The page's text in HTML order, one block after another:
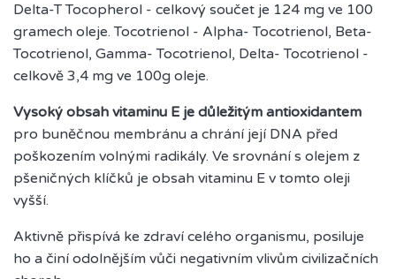
Delta-T Tocopherol - celkový součet je 124 mg ve 100
gramech oleje. Tocotrienol - Alpha- Tocotrienol, Beta-
Tocotrienol, Gamma- Tocotrienol, Delta- Tocotrienol -
celkově 3,4 mg ve 100g oleje.
Vysoký obsah vitaminu E je důležitým antioxidantem
pro buněčnou membránu a chrání její DNA před
poškozením volnými radikály. Ve srovnání s olejem z
pšeničných klíčků je obsah vitaminu E v tomto oleji
vyšší.
Aktivně přispívá ke zdraví celého organismu, posiluje
ho a činí odolnějším vůči negativním vlivům civilizačních